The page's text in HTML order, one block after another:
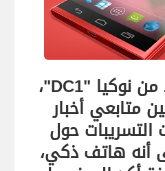
أثار الجهاز الجديد من نوكيا "DC1"،
متابعي أخبار
التسريبات حول
أنه هاتف ذكي،